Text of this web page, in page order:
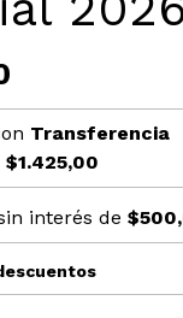
Transferencia
$1.425,00
interés de